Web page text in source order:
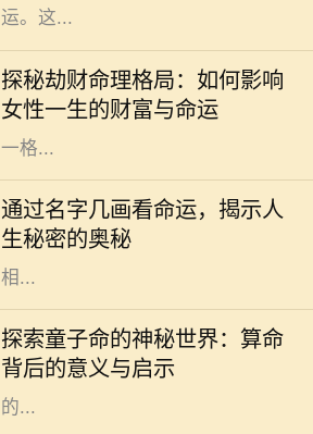
运。这...
探秘劫财命理格局：如何影响
女性一生的财富与命运
在命理学中，劫财格局常常被视为一
种特殊的命理趋势，尤其对女性而
言，它不仅影响着她的财富，还深刻
影响着她的生活与人际关系。了解这
一格...
通过名字几画看命运，揭示人
生秘密的奥秘
在中华文化中，名字不仅承载了父母
的期望和美好寓意，更在某种程度上
与一个人的命运息息相关。特别是名
字的笔画数，常被认为与其五行属性
相...
探索童子命的神秘世界：算命
背后的意义与启示
在中国传统文化中，算命是一门古老
而神秘的艺术，涉及到命理、五行、
阴阳等多种哲学原理。童子命，作为
其中的一个重要概念，常常引发人们
的...
在中国传统文化中，命理学是一门博